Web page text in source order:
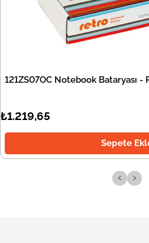
121ZS07OC Notebook Bataryası -
₺1.219,65
Sepete
‹ ›